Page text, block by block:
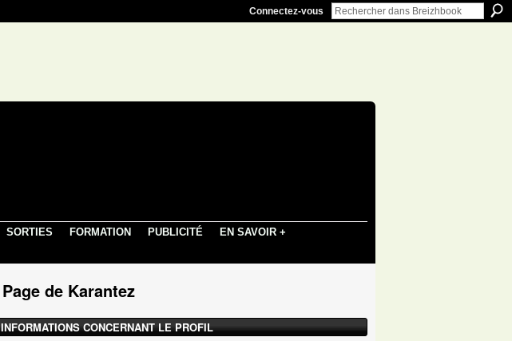
Connectez-vous
SORTIES FORMATION PUBLICITÉ
EN SAVOIR +
Page de Karantez
INFORMATIONS CONCERNANT LE PROFIL